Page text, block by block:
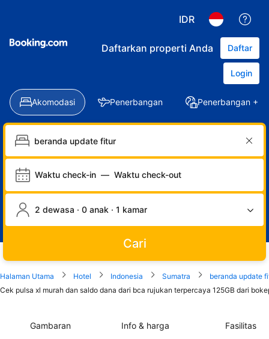
IDR
Daftarkan properti Anda Daftar
Login
Akomodasi Penerbangan Penerbangan +
Waktu check-in — Waktu check-out
2 dewasa · 0 anak · 1 kamar
Cari
Halaman Utama Hotel Indonesia Sumatra
beranda update
Cek pulsa xl murah dan saldo dana dari bca rujukan terpercaya 125GB dari
Gambaran Info & harga Fasilitas